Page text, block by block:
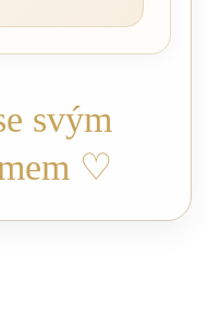
svým
♡